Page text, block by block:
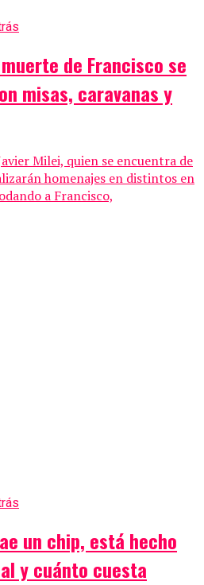
de Francisco se
misas, caravanas y
Milei, quien se encuentra de
homenajes en distintos en
a Francisco,
un chip, está hecho
y cuánto cuesta